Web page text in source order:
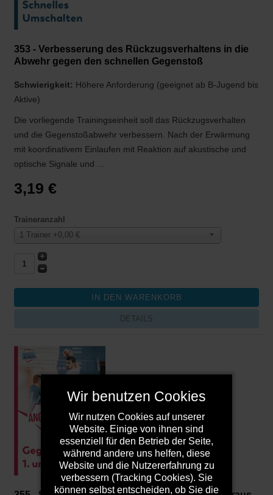
353 - Verbesserung des Rückzugsverhaltens in die
Abwehr gegen den schnellen Gegenstoß
Schwierigkeit: Höhere Anforderung (geeignet ab B-Jugend bis
Aktive)
Die vorliegende Trainingseinheit soll das Rückzugsverhalten
und die Gegenstoßabwehr verbessern. Nach der Erwärmung
mit koordinativem Einlaufen mit Reaktion auf akustische und
optische Signale und ...
3,19 €
Traineranzahl
1 Trainer +0,00 €
DETAILS
Wir benutzen Cookies
Wir nutzen Cookies auf unserer
Website. Einige von ihnen sind
essenziell für den Betrieb der Seite,
während andere uns helfen, diese
Website und die Nutzererfahrung zu
verbessern (Tracking Cookies). Sie
können selbst entscheiden, ob Sie die